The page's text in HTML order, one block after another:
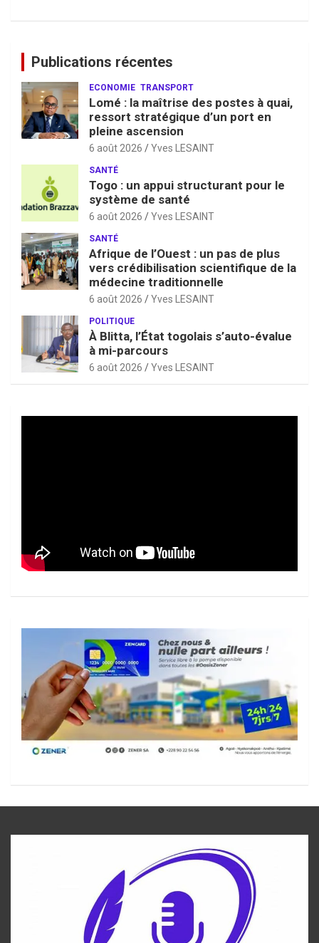
Publications récentes
ECONOMIE TRANSPORT
Lomé : la maîtrise des postes à quai,
ressort stratégique d’un port en
pleine ascension
6 août 2026 Yves LESAINT
SANTÉ
Togo : un appui structurant pour le
système de santé
6 août 2026 Yves LESAINT
SANTÉ
Afrique de l’Ouest : un pas de plus
vers crédibilisation scientifique de la
médecine traditionnelle
6 août 2026 Yves LESAINT
POLITIQUE
À Blitta, l’État togolais s’auto-évalue
à mi-parcours
6 août 2026 Yves LESAINT